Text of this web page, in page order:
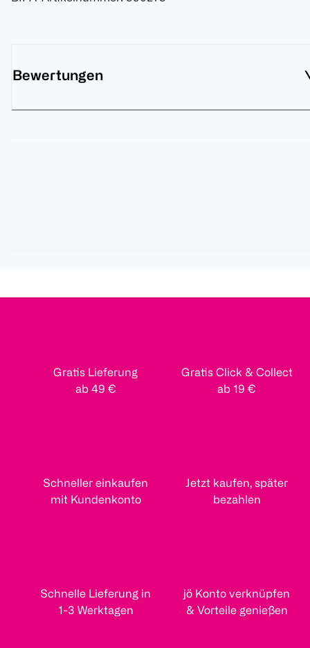
Bewertungen
Gratis Lieferung
ab 49 €
Gratis Click & Collect
ab 19 €
Schneller einkaufen
mit Kundenkonto
Jetzt kaufen, später
bezahlen
Schnelle Lieferung in
1-3 Werktagen
jö Konto verknüpfen
& Vorteile genießen